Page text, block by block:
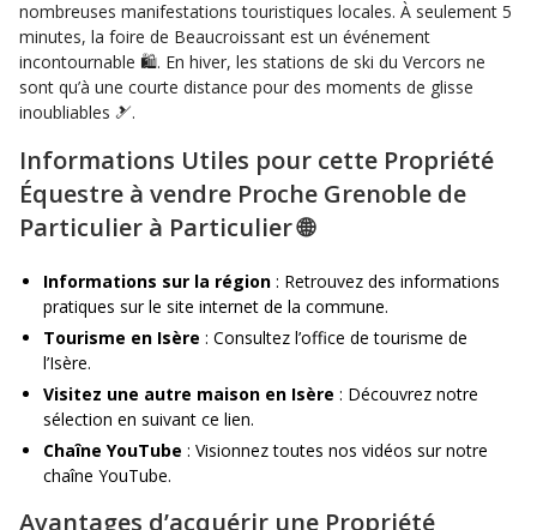
nombreuses manifestations touristiques locales. À seulement 5
minutes, la foire de Beaucroissant est un événement
incontournable 🛍️. En hiver, les stations de ski du Vercors ne
sont qu’à une courte distance pour des moments de glisse
inoubliables 🎿.
Informations Utiles pour cette Propriété
Équestre à vendre Proche Grenoble de
Particulier à Particulier 🌐
Informations sur la région : Retrouvez des informations
pratiques sur le site internet de la commune.
Tourisme en Isère : Consultez l’office de tourisme de
l’Isère.
Visitez une autre maison en Isère : Découvrez notre
sélection en suivant ce lien.
Chaîne YouTube : Visionnez toutes nos vidéos sur notre
chaîne YouTube.
Avantages d’acquérir une Propriété